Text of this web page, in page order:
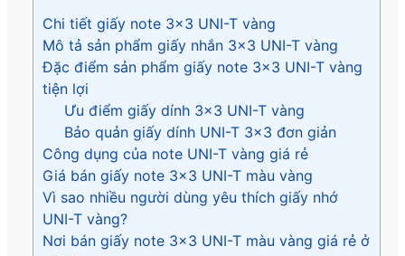
Chi tiết giấy note 3×3 UNI-T vàng
Mô tả sản phẩm giấy nhắn 3×3 UNI-T vàng
Đặc điểm sản phẩm giấy note 3×3 UNI-T vàng
tiện lợi
Ưu điểm giấy dính 3×3 UNI-T vàng
Bảo quản giấy dính UNI-T 3×3 đơn giản
Công dụng của note UNI-T vàng giá rẻ
Giá bán giấy note 3×3 UNI-T màu vàng
Vì sao nhiều người dùng yêu thích giấy nhớ
UNI-T vàng?
Nơi bán giấy note 3×3 UNI-T màu vàng giá rẻ ở